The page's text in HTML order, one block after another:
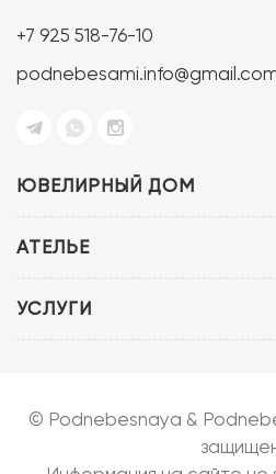
ЮВЕЛИРНЫЙ ДОМ
АТЕЛЬЕ
УСЛУГИ
+7 925 518-76-10
© Podnebesnaya &